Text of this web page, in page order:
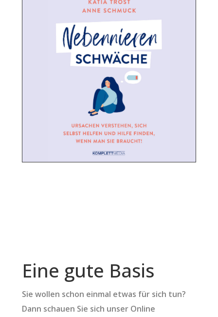
Eine gute Basis
Sie wollen schon einmal etwas für sich tun?
Dann schauen Sie sich unser Online